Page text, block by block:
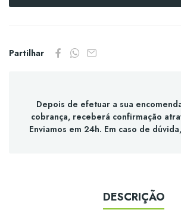
Partilhar
Depois de efetuar a sua
cobrança, receberá confirmação
Enviamos em 24h. Em caso de
DESCRIÇÃO